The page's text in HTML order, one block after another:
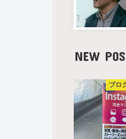
NEW
ブロ